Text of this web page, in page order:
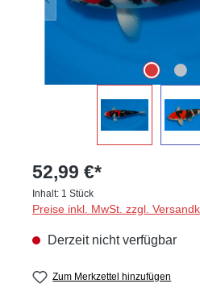
52,99 €*
Inhalt: 1 Stück
Preise inkl. MwSt. zzgl.
Derzeit nicht verfügbar
Zum Merkzettel hinzufügen